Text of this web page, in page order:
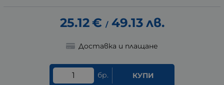
25.12€ / 49.13 лв.
Доставка и плащане
бр. КУПИ